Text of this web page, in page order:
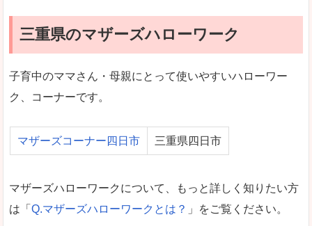
三重県のマザーズハローワーク
子育中のママさん・母親にとって使いやすいハローワー
ク、コーナーです。
マザーズコーナー四日市 三重県四日市
マザーズハローワークについて、もっと詳しく知りたい方
は「 Q.マザーズハローワークとは？ 」をご覧ください。